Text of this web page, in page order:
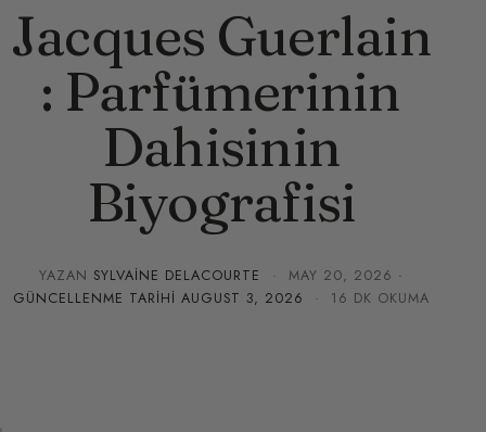
Jacques Guerlain
: Parfümerinin
Dahisinin
Biyografisi
YAZAN SYLVAINE DELACOURTE · MAY 20, 2026 ·
GÜNCELLENME TARIHI AUGUST 3, 2026 · 16 DK OKUMA